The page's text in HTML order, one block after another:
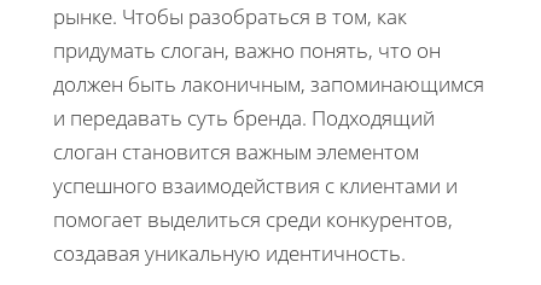
рынке. Чтобы разобраться в том, как
придумать слоган, важно понять, что он
должен быть лаконичным, запоминающимся
и передавать суть бренда. Подходящий
слоган становится важным элементом
успешного взаимодействия с клиентами и
помогает выделиться среди конкурентов,
создавая уникальную идентичность.